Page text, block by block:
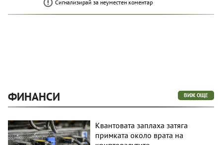
Сигнализирай за неуместен коментар
ФИНАНСИ ВИЖ ОЩЕ
Квантовата заплаха затяга
примката около врата на